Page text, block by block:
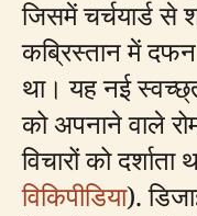
जिसमें चर्चयार्ड से
कब्रिस्तान में दफन
था। यह नई
को अपनाने वाले
विचारों को दर्शाता
विकिपीडिया).